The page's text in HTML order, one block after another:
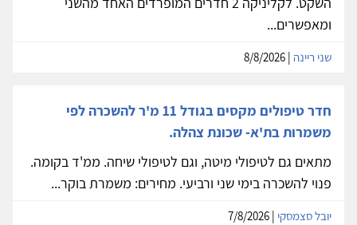
ומאפשרים...
שני ריינה
חדר טיפולים מקסים בגודל 11 מ'ר להשכרה לפי
משמרות בת'א- שכונת צהלה.
מתאים גם לטיפולי מיטה, וגם לטיפולי שיחה. ממ'ד בקומה.
פנוי להשכרה בימי שני ורביעי. מחירים: משמרת בוקר...
יובל סצמסקי